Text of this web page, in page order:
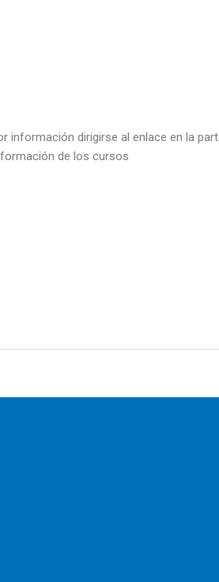
información dirigirse al enlace en la
de los cursos